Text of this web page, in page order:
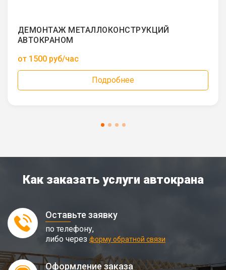
ДЕМОНТАЖ МЕТАЛЛОКОНСТРУКЦИЙ
АВТОКРАНОМ
от 1500 руб/час
Подробнее
Как заказать услуги автокрана
Оставьте заявку
по телефону,
либо через форму обратной связи
Оформление заказа